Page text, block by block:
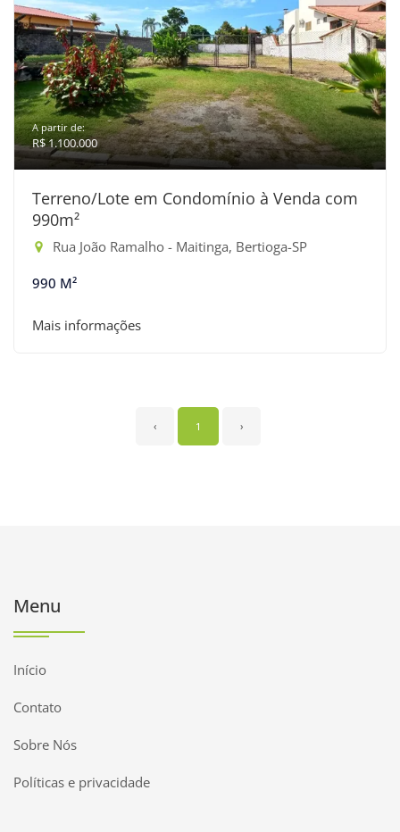
A partir de:
R$ 1.100.000
Terreno/Lote em Condomínio à Venda com
990m²
Rua João Ramalho - Maitinga, Bertioga-SP
990 M²
Mais informações
‹ 1 ›
Menu
Início
Contato
Sobre Nós
Políticas e privacidade